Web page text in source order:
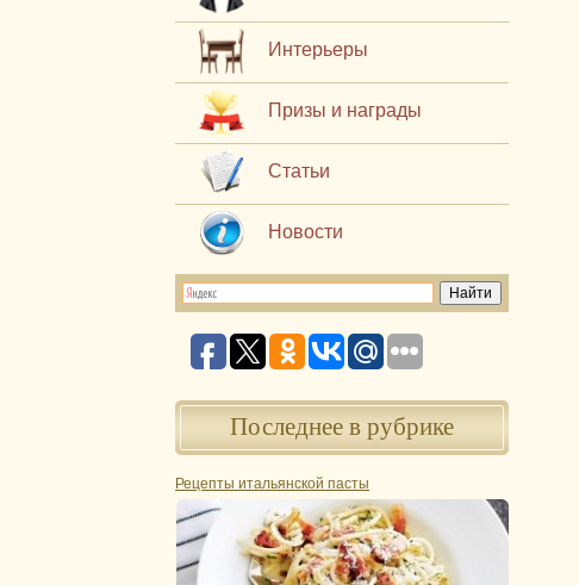
Интерьеры
Призы и награды
Статьи
Новости
Последнее в рубрике
Рецепты итальянской пасты